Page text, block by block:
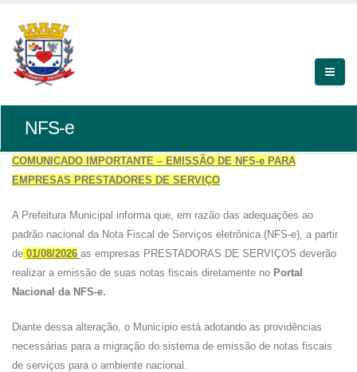
NFS-e
COMUNICADO IMPORTANTE – EMISSÃO DE NFS-e PARA
EMPRESAS PRESTADORES DE SERVIÇO
A Prefeitura Municipal informa que, em razão das adequações ao
padrão nacional da Nota Fiscal de Serviços eletrônica (NFS-e), a partir
de 01/08/2026 as empresas PRESTADORAS DE SERVIÇOS deverão
realizar a emissão de suas notas fiscais diretamente no Portal
Nacional da NFS-e.
Diante dessa alteração, o Município está adotando as providências
necessárias para a migração do sistema de emissão de notas fiscais
de serviços para o ambiente nacional.